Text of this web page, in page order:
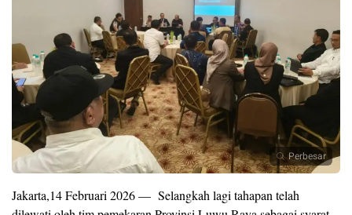
Perbesar
Jakarta,14 Februari 2026 — Selangkah lagi tahapan telah